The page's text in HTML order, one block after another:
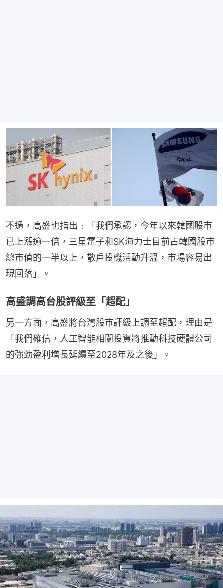
不過，高盛也指出﹕「我們承認，今年以來韓國股市
已上漲逾一倍，三星電子和SK海力士目前占韓國股市
總市值的一半以上，散戶投機活動升溫，市場容易出
現回落」。
高盛調高台股評級至「超配」
另一方面，高盛將台灣股市評級上調至超配，理由是
「我們確信，人工智能相關投資將推動科技硬體公司
的強勁盈利增長延續至2028年及之後」。